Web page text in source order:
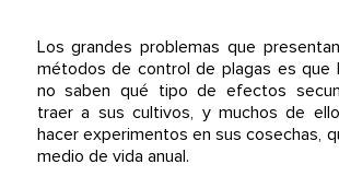
Los grandes problemas que
métodos de control de plagas es que
no saben qué tipo de efectos
traer a sus cultivos, y muchos de
hacer experimentos en sus cosechas,
medio de vida anual.